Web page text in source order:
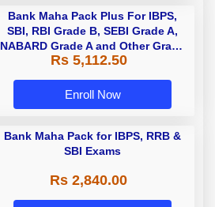
Bank Maha Pack Plus For IBPS,
SBI, RBI Grade B, SEBI Grade A,
NABARD Grade A and Other Grade
A & Grade B Bank Exams
Rs 5,112.50
Enroll Now
Bank Maha Pack for IBPS, RRB &
SBI Exams
Rs 2,840.00